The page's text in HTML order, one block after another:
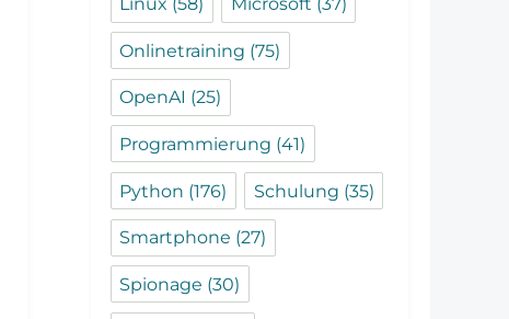
Onlinetraining (75)
OpenAI (25)
Programmierung (41)
Python (176) Schulung (35)
Smartphone (27)
Spionage (30)